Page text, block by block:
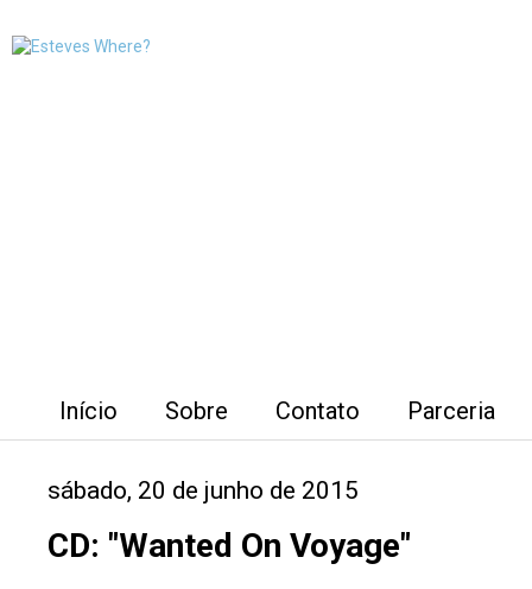
Início Sobre Contato Parceria
sábado, 20 de junho de 2015
CD: "Wanted On Voyage"